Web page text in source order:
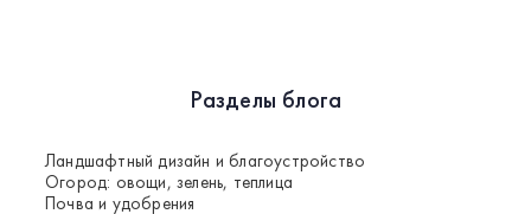
Разделы блога
Ландшафтный дизайн и благоустройство
Огород: овощи, зелень, теплица
Почва и удобрения